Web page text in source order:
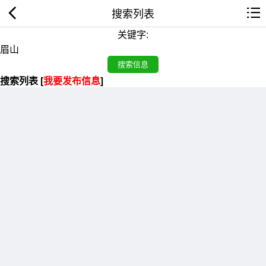
搜索列表
关键字:
搜索列表 [我要发布信息]